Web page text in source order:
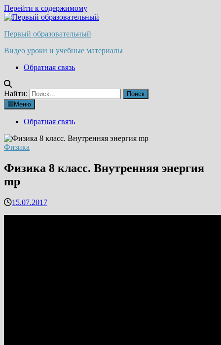
Перейти к содержимому
Первый образовательный
Видео уроки и учебные материалы
Обратная связь
Найти:
Меню
Обратная связь
Физика
Физика 8 класс. Внутренняя энергия
mp
15.07.2017